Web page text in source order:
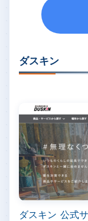
ダスキン
ダスキン 公式